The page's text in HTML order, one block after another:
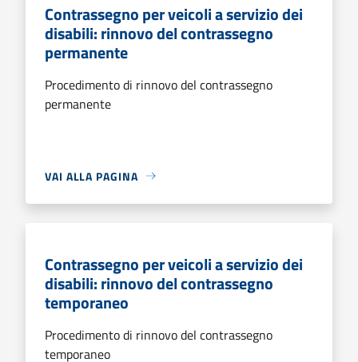
Contrassegno per veicoli a servizio dei
disabili: rinnovo del contrassegno
permanente
Procedimento di rinnovo del contrassegno
permanente
VAI ALLA PAGINA
Contrassegno per veicoli a servizio dei
disabili: rinnovo del contrassegno
temporaneo
Procedimento di rinnovo del contrassegno
temporaneo